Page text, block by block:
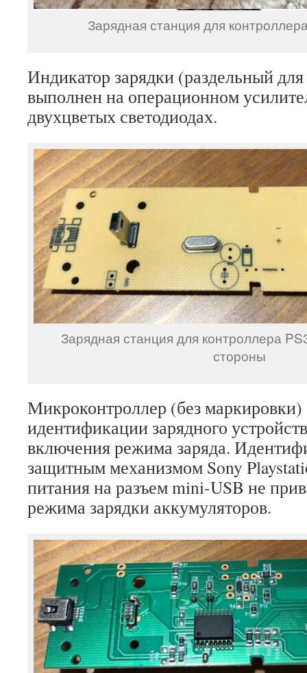
Зарядная станция для
Индикатор зарядки (раздельный
выполнен на операционном
двухцветых светодиодах.
Зарядная станция для контроллера
стороны
Микроконтроллер (без
идентификации зарядного
включения режима заряда.
защитным механизмом Sony
питания на разъем mini-USB не
режима зарядки аккумуляторов.